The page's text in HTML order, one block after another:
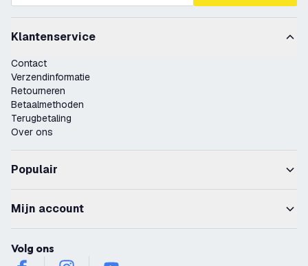
Klantenservice
Contact
Verzendinformatie
Retourneren
Betaalmethoden
Terugbetaling
Over ons
Populair
Mijn account
Volg ons